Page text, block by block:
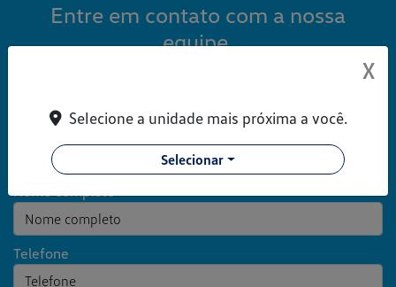
Entre em contato com a nossa
equipe.
Selecione a loja:
Nome completo
Telefone
X
Selecione a unidade mais próxima a você.
Selecionar